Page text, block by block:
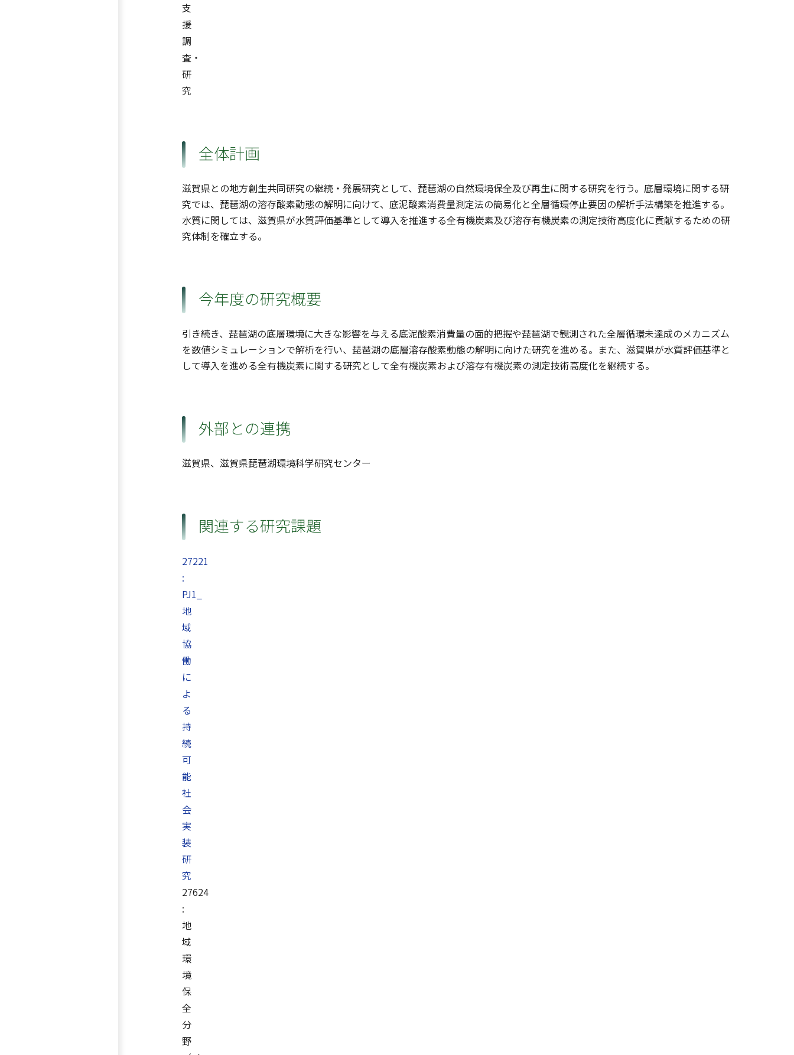
支
援
調
査・
研
究
全体計画
滋賀県との地方創生共同研究の継続・発展研究として、琵琶湖の自然環境保全及び再生に関する研究を行う。底層環境に関する研
究では、琵琶湖の溶存酸素動態の解明に向けて、底泥酸素消費量測定法の簡易化と全層循環停止要因の解析手法構築を推進する。
水質に関しては、滋賀県が水質評価基準として導入を推進する全有機炭素及び溶存有機炭素の測定技術高度化に貢献するための研
究体制を確立する。
今年度の研究概要
引き続き、琵琶湖の底層環境に大きな影響を与える底泥酸素消費量の面的把握や琵琶湖で観測された全層循環未達成のメカニズム
を数値シミュレーションで解析を行い、琵琶湖の底層溶存酸素動態の解明に向けた研究を進める。また、滋賀県が水質評価基準と
して導入を進める全有機炭素に関する研究として全有機炭素および溶存有機炭素の測定技術高度化を継続する。
外部との連携
滋賀県、滋賀県琵琶湖環境科学研究センター
関連する研究課題
27221
:
PJ1_
地
域
協
働
に
よ
る
持
続
可
能
社
会
実
装
研
究
27624
:
地
域
環
境
保
全
分
野